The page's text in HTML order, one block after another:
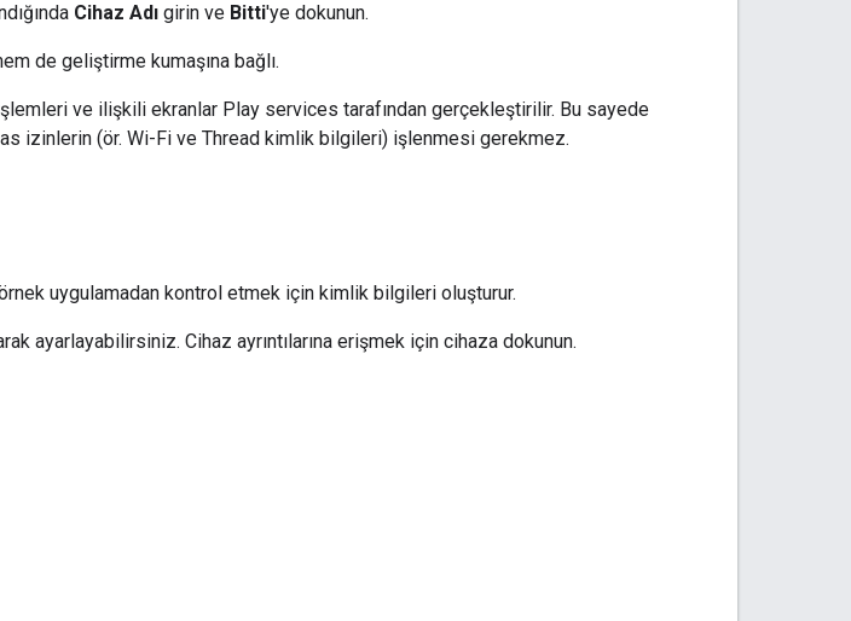
Cihaz Adı girin ve Bitti'ye dokunun.
de geliştirme kumaşına bağlı.
ve ilişkili ekranlar Play services tarafından gerçekleştirilir. Bu sayede
izinlerin (ör. Wi-Fi ve Thread kimlik bilgileri) işlenmesi gerekmez.
uygulamadan kontrol etmek için kimlik bilgileri oluşturur.
ayarlayabilirsiniz. Cihaz ayrıntılarına erişmek için cihaza dokunun.